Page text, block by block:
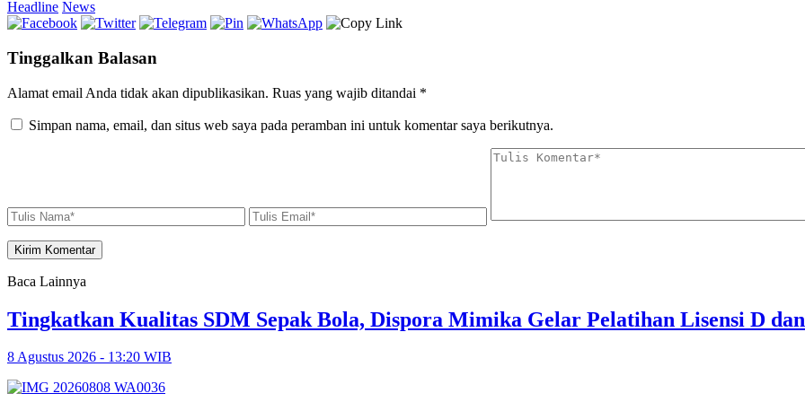
Headline News
Tinggalkan Balasan
Alamat email Anda tidak akan dipublikasikan. Ruas yang wajib ditandai *
Simpan nama, email, dan situs web saya pada peramban ini untuk komentar saya berikutnya.
Baca Lainnya
Tingkatkan Kualitas SDM Sepak Bola, Dispora Mimika Gelar Pelatihan Lisensi D
8 Agustus 2026 - 13:20 WIB